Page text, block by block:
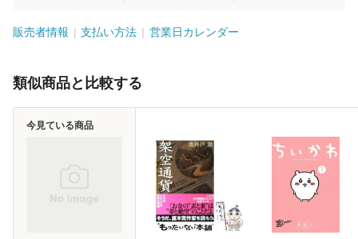
販売者情報 支払い方法 営業日カレンダー
類似商品と比較する
今見ている商品